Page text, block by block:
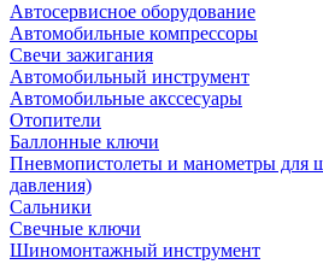
Автосервисное оборудование
Автомобильные компрессоры
Свечи зажигания
Автомобильный инструмент
Автомобильные акссесуары
Отопители
Баллонные ключи
Пневмопистолеты и манометры для
давления)
Сальники
Свечные ключи
Шиномонтажный инструмент